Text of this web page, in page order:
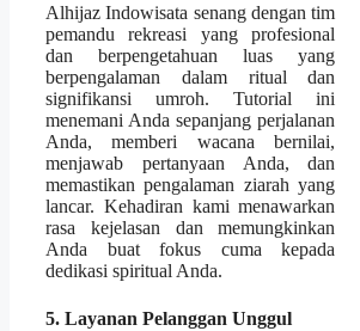
Alhijaz Indowisata senang dengan tim
pemandu rekreasi yang profesional
dan berpengetahuan luas yang
berpengalaman dalam ritual dan
signifikansi umroh. Tutorial ini
menemani Anda sepanjang perjalanan
Anda, memberi wacana bernilai,
menjawab pertanyaan Anda, dan
memastikan pengalaman ziarah yang
lancar. Kehadiran kami menawarkan
rasa kejelasan dan memungkinkan
Anda buat fokus cuma kepada
dedikasi spiritual Anda.
5. Layanan Pelanggan Unggul